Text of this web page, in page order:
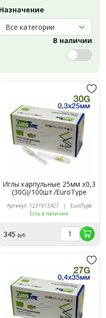
Назначение
В наличии
Иглы карпульные 25мм х0,3
(30G)/100шт./EuroType
Артикул: 1231913427 | EuroType
Есть в наличии
345 руб.